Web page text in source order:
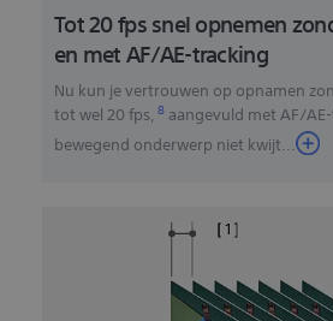
Tot 20 fps snel opnemen
en met AF/AE-tracking
Nu kun je vertrouwen op opnamen
tot wel 20 fps,8aangevuld met AF/
bewegend onderwerp niet kwijt...